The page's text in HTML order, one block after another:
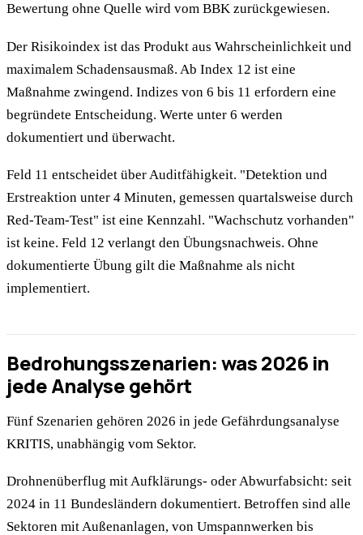
Bewertung ohne Quelle wird vom BBK zurückgewiesen.
Der Risikoindex ist das Produkt aus Wahrscheinlichkeit und
maximalem Schadensausmaß. Ab Index 12 ist eine
Maßnahme zwingend. Indizes von 6 bis 11 erfordern eine
begründete Entscheidung. Werte unter 6 werden
dokumentiert und überwacht.
Feld 11 entscheidet über Auditfähigkeit. "Detektion und
Erstreaktion unter 4 Minuten, gemessen quartalsweise durch
Red-Team-Test" ist eine Kennzahl. "Wachschutz vorhanden"
ist keine. Feld 12 verlangt den Übungsnachweis. Ohne
dokumentierte Übung gilt die Maßnahme als nicht
implementiert.
Bedrohungsszenarien: was 2026 in
jede Analyse gehört
Fünf Szenarien gehören 2026 in jede Gefährdungsanalyse
KRITIS, unabhängig vom Sektor.
Drohnenüberflug mit Aufklärungs- oder Abwurfabsicht: seit
2024 in 11 Bundesländern dokumentiert. Betroffen sind alle
Sektoren mit Außenanlagen, von Umspannwerken bis